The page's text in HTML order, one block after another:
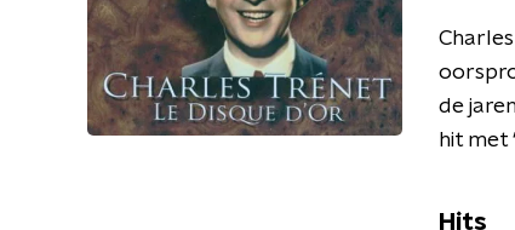
de
hit met
Hits